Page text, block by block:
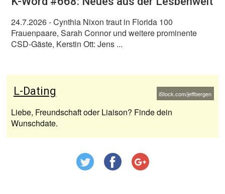
24.7.2026- Cynthia Nixon traut in Florida 100
Frauenpaare, Sarah Connor und weitere prominente
CSD-Gäste, Kerstin Ott: Jens ...
L-Dating iStock.com/jeffbergen
Liebe, Freundschaft oder Liaison? Finde dein
Wunschdate.